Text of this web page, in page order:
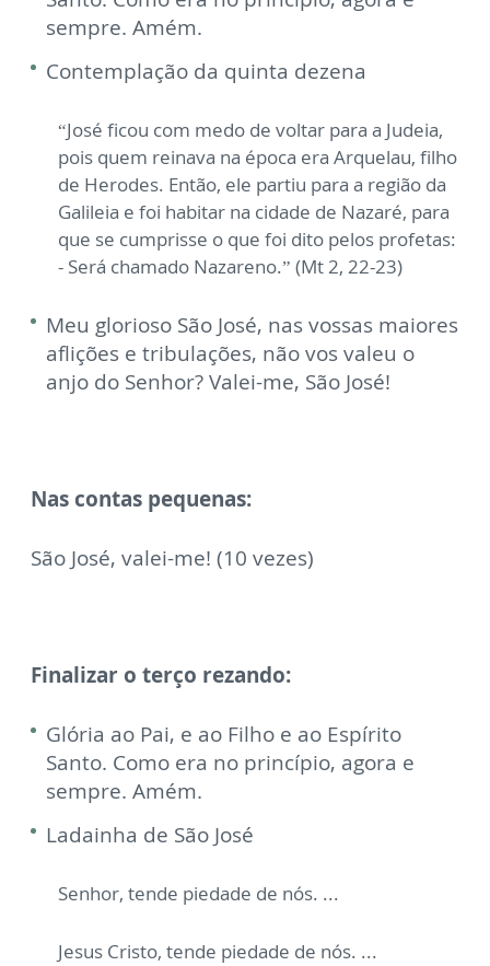
sempre. Amém.
Contemplação da quinta dezena
“José ficou com medo de voltar para a Judeia,
pois quem reinava na época era Arquelau, filho
de Herodes. Então, ele partiu para a região da
Galileia e foi habitar na cidade de Nazaré, para
que se cumprisse o que foi dito pelos profetas:
- Será chamado Nazareno.” (Mt 2, 22-23)
Meu glorioso São José, nas vossas maiores
aflições e tribulações, não vos valeu o
anjo do Senhor? Valei-me, São José!
Nas contas pequenas:
São José, valei-me! (10 vezes)
Finalizar o terço rezando:
Glória ao Pai, e ao Filho e ao Espírito
Santo. Como era no princípio, agora e
sempre. Amém.
Ladainha de São José
Senhor, tende piedade de nós. ...
Jesus Cristo, tende piedade de nós. ...